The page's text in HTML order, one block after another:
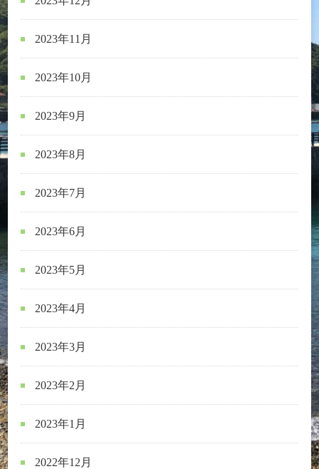
2023年11月
2023年10月
2023年9月
2023年8月
2023年7月
2023年6月
2023年5月
2023年4月
2023年3月
2023年2月
2023年1月
2022年12月